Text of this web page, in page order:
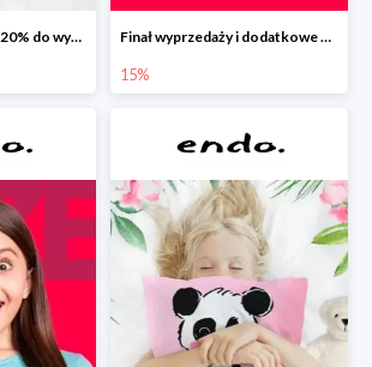
BOBAS dodatkowe 20% do wyprzedaży Finał wyprzedaży i dodatkowe 15%
15%